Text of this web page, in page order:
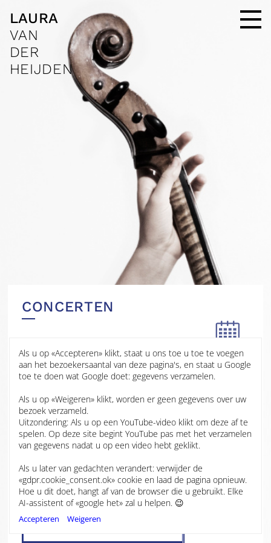
LAURA
VAN
DER
HEIJDEN
CONCERTEN
2026
2025
2024
2022
11 JAN
BBC Hoddinott Hall
Cardiff
Wales
Martinů Cello Concerto No.1
BBC National Orchestra of Wales
Antony Hermus, conductor
Laura van der Heijden, cello
Als u op «Accepteren» klikt, staat u ons toe u toe te voegen
aan het bezoekersaantal van deze pagina's, en staat u Google
toe te doen wat Google doet: gegevens verzamelen.
Als u op «Weigeren» klikt, worden er geen gegevens over uw
bezoek verzameld.
Uitzondering: Als u op een YouTube-video klikt om deze af te
spelen. Op deze site begint YouTube pas met het verzamelen
van gegevens nadat u op een video hebt geklikt.
Als u later van gedachten verandert: verwijder de
«gdpr.cookie_consent.ok» cookie en laad de pagina opnieuw.
Hoe u dit doet, hangt af van de browser die u gebruikt. Elke
AI-assistent of «google het» zal u helpen. 😉
Accepteren Weigeren